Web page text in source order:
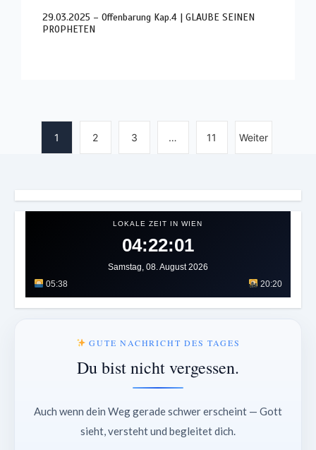
29.03.2025 – Offenbarung Kap.4 | GLAUBE SEINEN
PROPHETEN
1 2 3 … 11 Weiter
LOKALE ZEIT IN WIEN
04:22:05
Samstag, 08. August 2026
05:38
20:20
GUTE NACHRICHT DES TAGES
Du bist nicht vergessen.
Auch wenn dein Weg gerade schwer erscheint — Gott
sieht, versteht und begleitet dich.